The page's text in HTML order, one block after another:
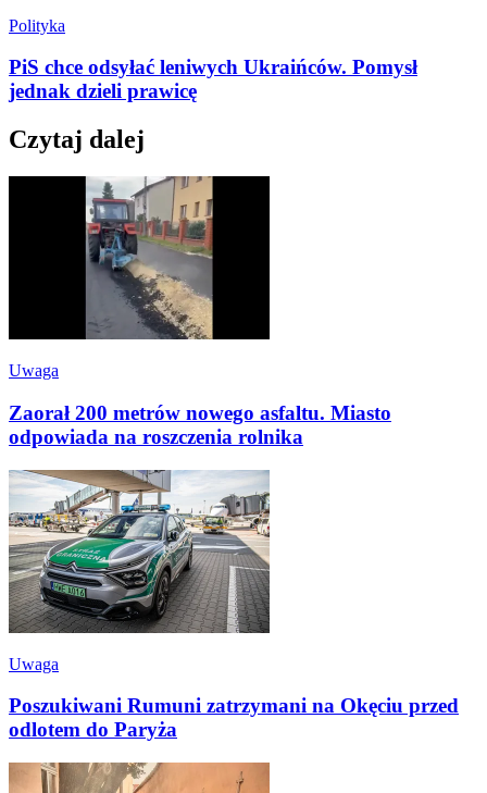
Polityka
PiS chce odsyłać leniwych Ukraińców. Pomysł
jednak dzieli prawicę
Czytaj dalej
Uwaga
Zaorał 200 metrów nowego asfaltu. Miasto
odpowiada na roszczenia rolnika
Uwaga
Poszukiwani Rumuni zatrzymani na Okęciu przed
odlotem do Paryża